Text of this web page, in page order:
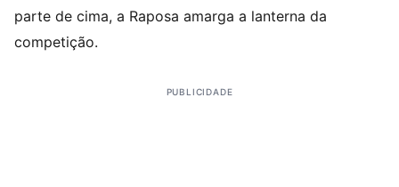
parte de cima, a Raposa amarga a lanterna da
competição.
PUBLICIDADE